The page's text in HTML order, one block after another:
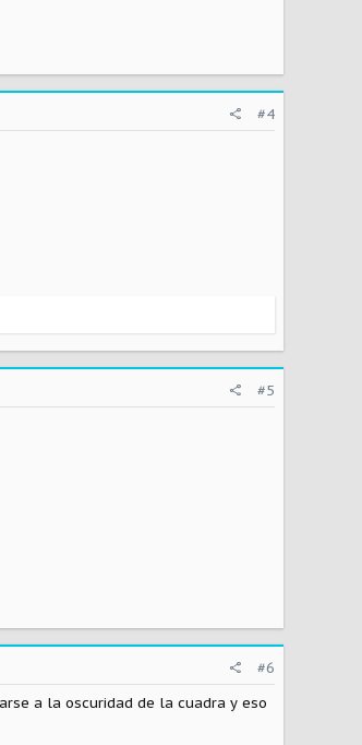
#4
#5
#6
a la oscuridad de la cuadra y eso